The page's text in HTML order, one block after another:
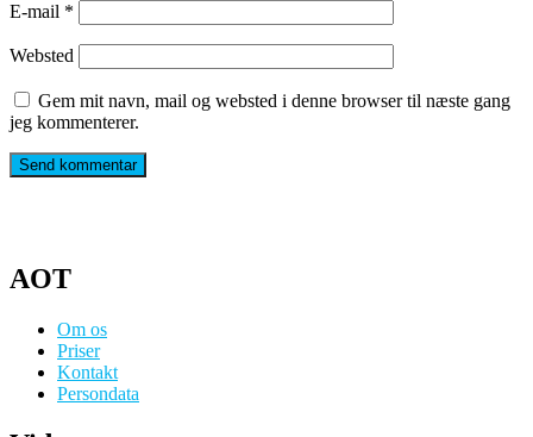
E-mail *
Websted
Gem mit navn, mail og websted i denne browser til næste gang
jeg kommenterer.
AOT
Om os
Priser
Kontakt
Persondata